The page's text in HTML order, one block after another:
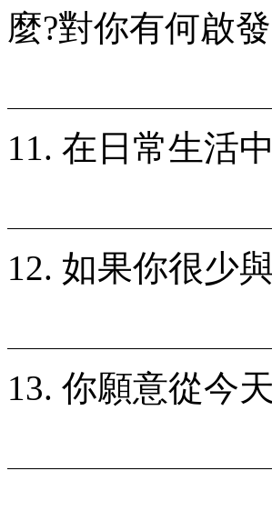
麼?對你有何啟
11. 在日常生活
12. 如果你很少
13. 你願意從今